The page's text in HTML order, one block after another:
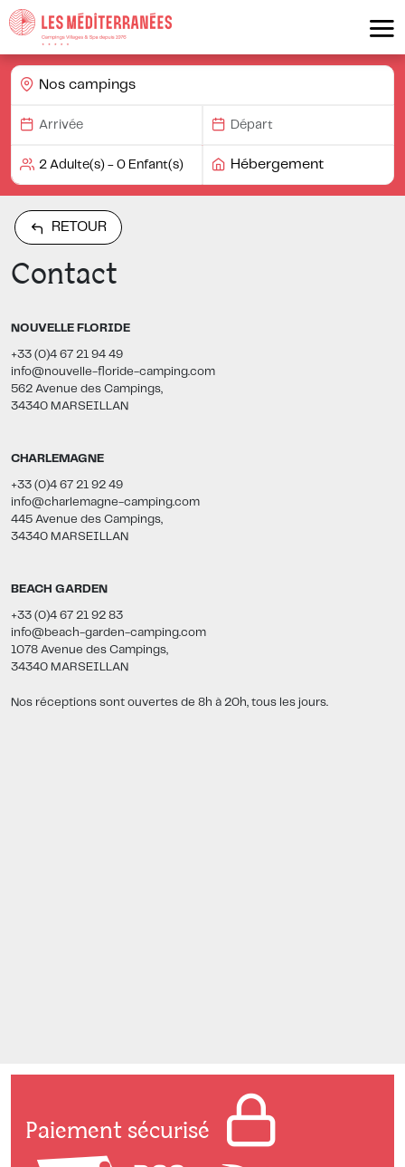
Nos campings
Hébergement
RETOUR
Contact
NOUVELLE FLORIDE
+33 (0)4 67 21 94 49
info@nouvelle-floride-camping.com
562 Avenue des Campings,
34340 MARSEILLAN
CHARLEMAGNE
+33 (0)4 67 21 92 49
info@charlemagne-camping.com
445 Avenue des Campings,
34340 MARSEILLAN
BEACH GARDEN
+33 (0)4 67 21 92 83
info@beach-garden-camping.com
1078 Avenue des Campings,
34340 MARSEILLAN
Nos réceptions sont ouvertes de 8h à 20h, tous les jours.
Paiement sécurisé